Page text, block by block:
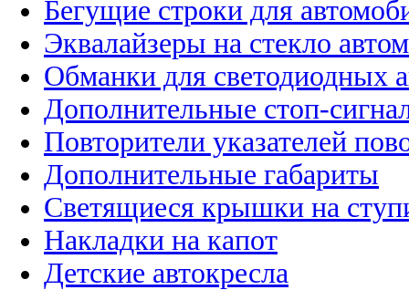
Бегущие строки для
Эквалайзеры на стекло
Обманки для светодиодных
Дополнительные стоп-
Повторители указателей
Дополнительные габариты
Светящиеся крышки на
Накладки на капот
Детские автокресла